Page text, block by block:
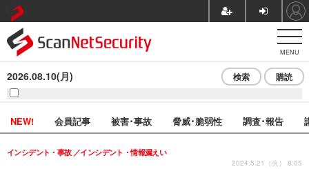
MENU
2026.08.10(月) 検索 購読
NEW! 会員記事 被害･事故 脅威･脆弱性 調査･報告
インシデント・事故 インシデント・情報漏えい
2024.5.21（火） 8:05